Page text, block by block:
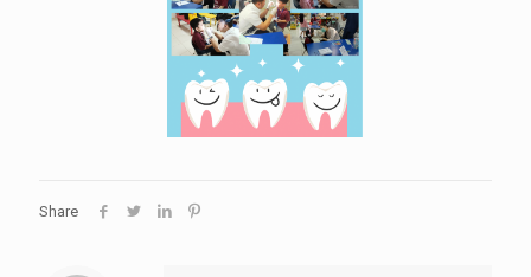
Share